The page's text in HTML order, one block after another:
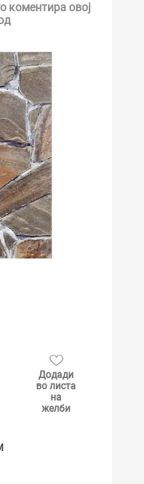
коментира овој
Додади
во листа
на
желби